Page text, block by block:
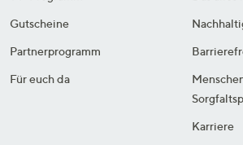
Gutscheine
Partnerprogramm
Für euch da
Karriere